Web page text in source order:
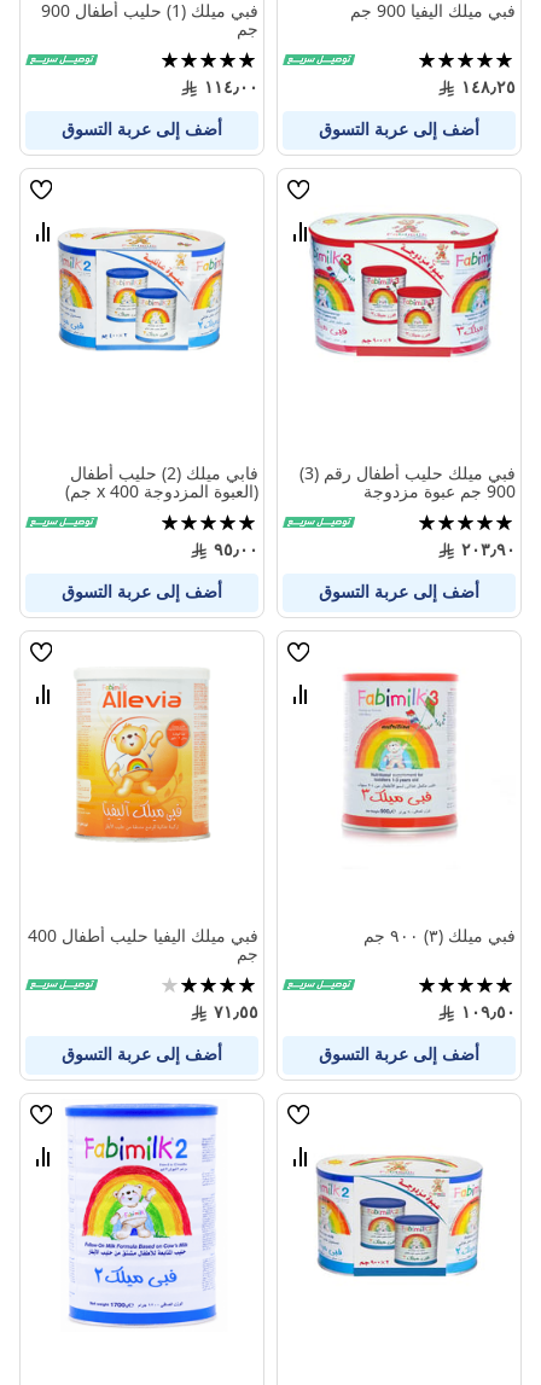
فبي ميلك اليفيا 900 جم
تقييم:
100%
١٤٨٫٢٥
أضف إلى عربة التسوق
فبي ميلك (1) حليب أطفال 900
جم
تقييم:
100%
١١٤٫٠٠
أضف إلى عربة التسوق
قائمة
قارن
فبي ميلك حليب أطفال رقم (3)
900 جم عبوة مزدوجة
تقييم:
100%
٢٠٣٫٩٠
أضف إلى عربة التسوق
قائمة
قارن
فابي ميلك (2) حليب أطفال
(العبوة المزدوجة x 400 جم)
تقييم:
100%
٩٥٫٠٠
أضف إلى عربة التسوق
قائمة
قارن
فبي ميلك (٣) ٩٠٠ جم
تقييم:
100%
١٠٩٫٥٠
أضف إلى عربة التسوق
قائمة
قارن
فبي ميلك اليفيا حليب أطفال 400
جم
تقييم:
80%
٧١٫٥٥
أضف إلى عربة التسوق
قائمة
قارن
قائمة
قارن